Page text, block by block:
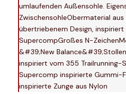
umlaufenden Außensohle.
ZwischensohleObermaterial
übertriebenem Design,
SupercompGroßes N-
&#39;New
inspiriert vom 355 Trailrunning-
Supercomp inspirierte Gummi-
inspirierte Zunge aus Nylon